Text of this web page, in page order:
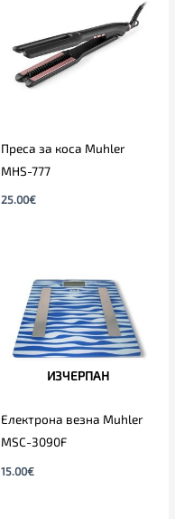
Преса за коса Muhler
MHS-777
25.00€
ИЗЧЕРПАН
Електрона везна Muhler
MSC-3090F
15.00€